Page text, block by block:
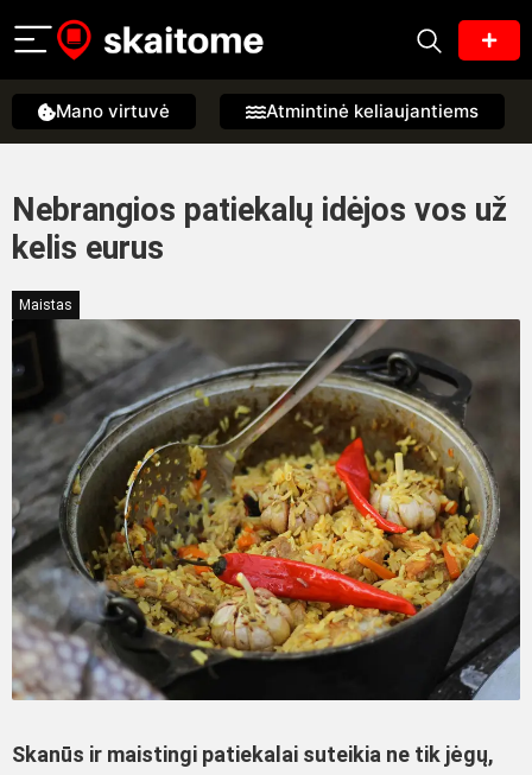
Mano virtuvė Atmintinė keliaujantiems
Nebrangios patiekalų idėjos vos už
kelis eurus
Maistas
Skanūs ir maistingi patiekalai suteikia ne tik jėgų,